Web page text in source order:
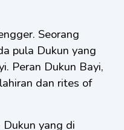
Seorang
pula Dukun yang
Peran Dukun Bayi,
dan rites of
yang di